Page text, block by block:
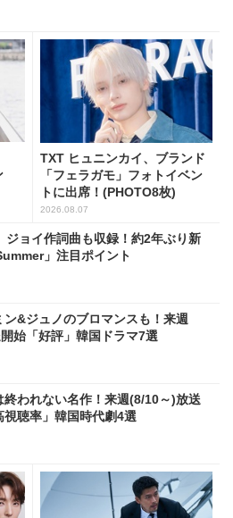
TXT ヒュニンカイ、ブランド
「フェラガモ」フォトイベン
トに出席！(PHOTO8枚)
2026.08.07
ジョイ作詞曲も収録！約2年ぶり新
」注目ポイント
ン&ジュノのブロマンスも！来週
始「好評」韓国ドラマ7選
終われない名作！来週(8/10～)放送
視聴率」韓国時代劇4選